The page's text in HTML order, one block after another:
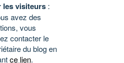
les visiteurs :
avez des
vous
contacter le
du blog en
ce lien.